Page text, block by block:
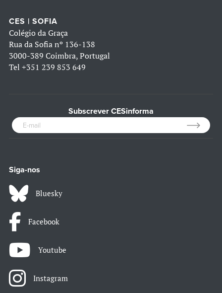
CES | SOFIA
Colégio da Graça
Rua da Sofia nº 136-138
3000-389 Coimbra, Portugal
Tel +351 239 853 649
Subscrever CESinforma
Siga-nos
Bluesky
Facebook
Youtube
Instagram